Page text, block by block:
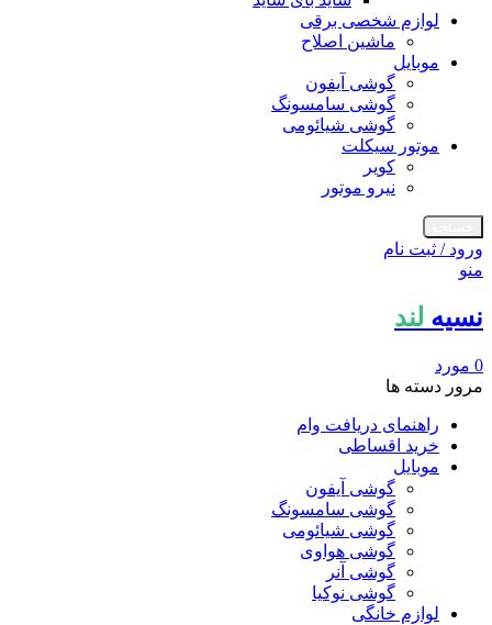
لوازم شخصی برقی
ماشین اصلاح
موبایل
گوشی آیفون
گوشی سامسونگ
گوشی شیائومی
موتور سیکلت
کویر
نیرو موتور
ورود / ثبت نام
منو
نسیه لند
0 مورد
مرور دسته ها
راهنمای دریافت وام
خرید اقساطی
موبایل
گوشی آیفون
گوشی سامسونگ
گوشی شیائومی
گوشی هواوی
گوشی آنر
گوشی نوکیا
لوازم خانگی